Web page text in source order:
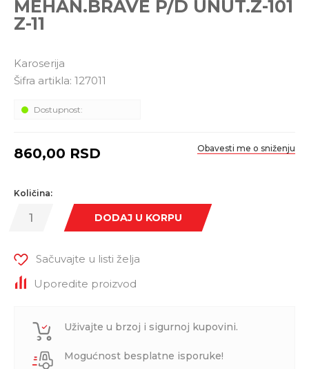
MEHAN.BRAVE P/D UNUT.Z-101
Z-11
Karoserija
Šifra artikla: 127011
Dostupnost:
860,00 RSD Obavesti me o sniženju
Količina:
DODAJ U KORPU
Sačuvajte u listi želja
Uporedite proizvod
Uživajte u brzoj i sigurnoj kupovini.
Mogućnost besplatne isporuke!